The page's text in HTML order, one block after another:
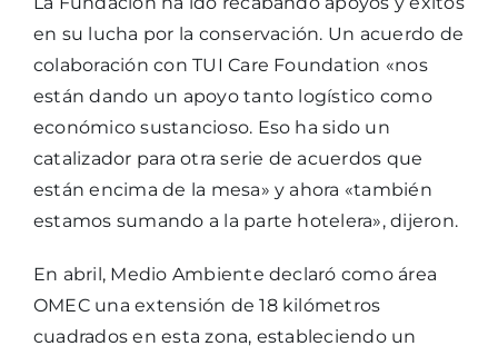
en su lucha por la conservación. Un acuerdo de
colaboración con TUI Care Foundation «nos
están dando un apoyo tanto logístico como
económico sustancioso. Eso ha sido un
catalizador para otra serie de acuerdos que
están encima de la mesa» y ahora «también
estamos sumando a la parte hotelera», dijeron.
En abril, Medio Ambiente declaró como área
OMEC una extensión de 18 kilómetros
cuadrados en esta zona, estableciendo un